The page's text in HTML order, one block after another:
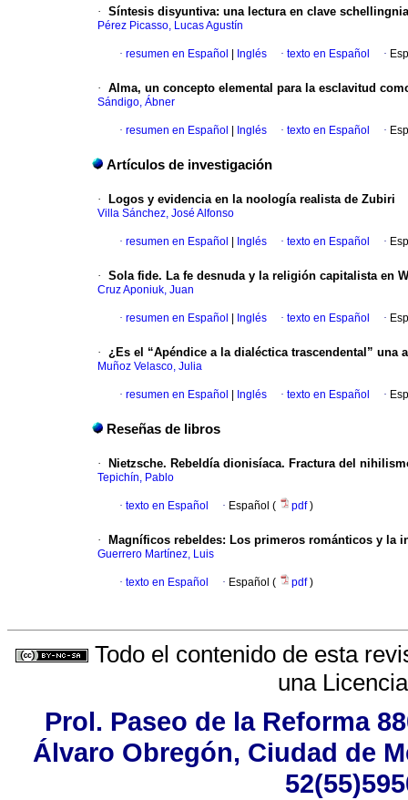
· Síntesis disyuntiva: una lectura en clave
Pérez Picasso, Lucas Agustín
· resumen en Español Inglés · texto en Español ·
· Alma, un concepto elemental para la esclavitud
Sándigo, Ábner
· resumen en Español Inglés · texto en Español ·
Artículos de investigación
· Logos y evidencia en la noología realista de Zubiri
Villa Sánchez, José Alfonso
· resumen en Español Inglés · texto en Español ·
· Sola fide. La fe desnuda y la religión capitalista en
Cruz Aponiuk, Juan
· resumen en Español Inglés · texto en Español ·
· ¿Es el “Apéndice a la dialéctica trascendental” una
Muñoz Velasco, Julia
· resumen en Español Inglés · texto en Español ·
Reseñas de libros
· Nietzsche. Rebeldía dionisíaca. Fractura del
Tepichín, Pablo
· texto en Español · Español ( pdf)
· Magníficos rebeldes: Los primeros románticos y la
Guerrero Martínez, Luis
· texto en Español · Español ( pdf)
Todo el contenido de esta
una
Prol. Paseo de la Reforma
Álvaro Obregón, Ciudad de